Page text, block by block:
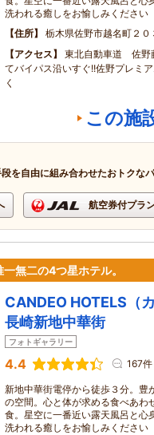
洗われる癒しをお愉しみください
住所
栃木県佐野市越名町２０
アクセス
東北自動車道 佐野
てバイパス沿いすぐ!!佐野プレミ
く
この施
を自由に組み合わせたおトクな
航空券付プラ
無二の4つ星ホテル。
CANDEO HOTELS（
長崎新地中華街
フォトギャラリー
4.4 167件
新地中華街電停から徒歩３分。豊
の空間。心と体が求める食べあわ
食。星空に一番近い露天風呂と心
洗われる癒しをお愉しみください